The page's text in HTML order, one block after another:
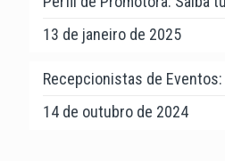
13 de janeiro de 2025
Recepcionistas de
14 de outubro de 2024